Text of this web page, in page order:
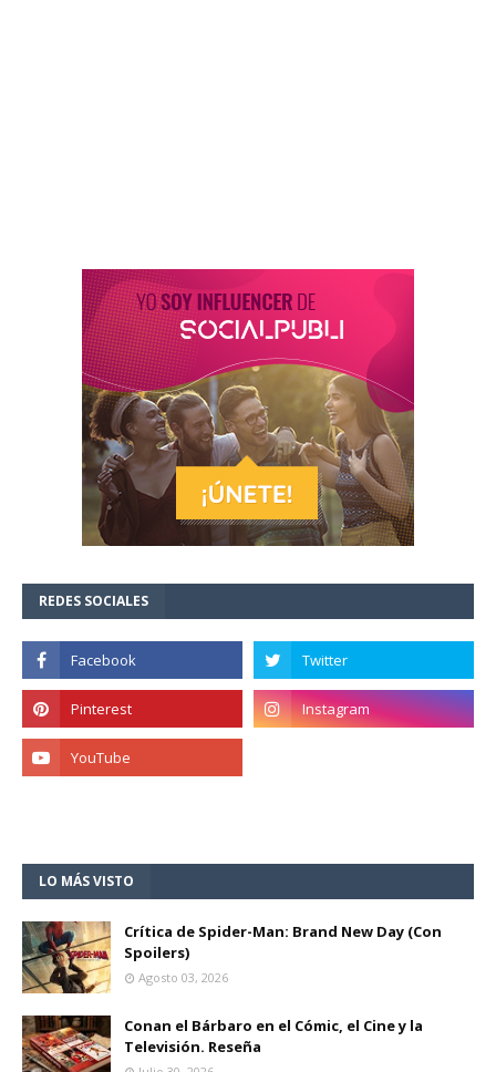
REDES SOCIALES
LO MÁS VISTO
Crítica de Spider-Man: Brand New Day (Con
Spoilers)
Agosto 03, 2026
Conan el Bárbaro en el Cómic, el Cine y la
Televisión. Reseña